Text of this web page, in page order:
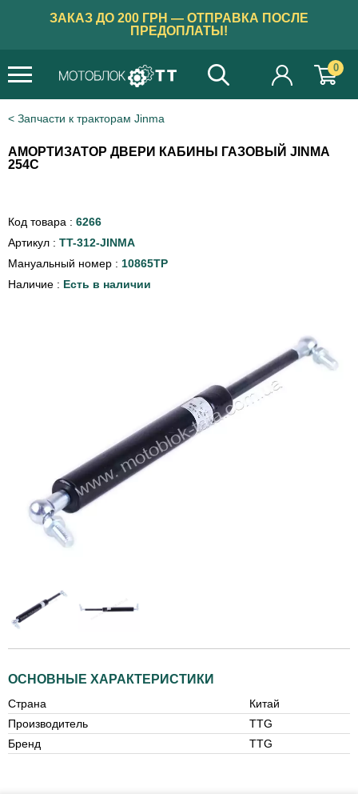
ЗАКАЗ ДО 200 ГРН — ОТПРАВКА ПОСЛЕ
ПРЕДОПЛАТЫ!
0
Запчасти к тракторам Jinma
АМОРТИЗАТОР ДВЕРИ КАБИНЫ ГАЗОВЫЙ JINMA
254C
Код товара : 6266
Артикул : TT-312-JINMA
Мануальный номер : 10865ТР
Наличие : Есть в наличии
ОСНОВНЫЕ ХАРАКТЕРИСТИКИ
Страна
Китай
Производитель
TTG
Бренд
TTG